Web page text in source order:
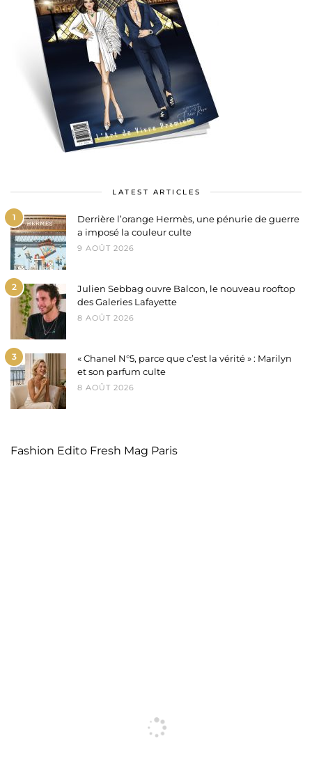
LATEST ARTICLES
1
Derrière l’orange Hermès, une pénurie de guerre
a imposé la couleur culte
9 AOÛT 2026
2
Julien Sebbag ouvre Balcon, le nouveau rooftop
des Galeries Lafayette
8 AOÛT 2026
3
« Chanel N°5, parce que c’est la vérité » : Marilyn
et son parfum culte
8 AOÛT 2026
Fashion Edito Fresh Mag Paris